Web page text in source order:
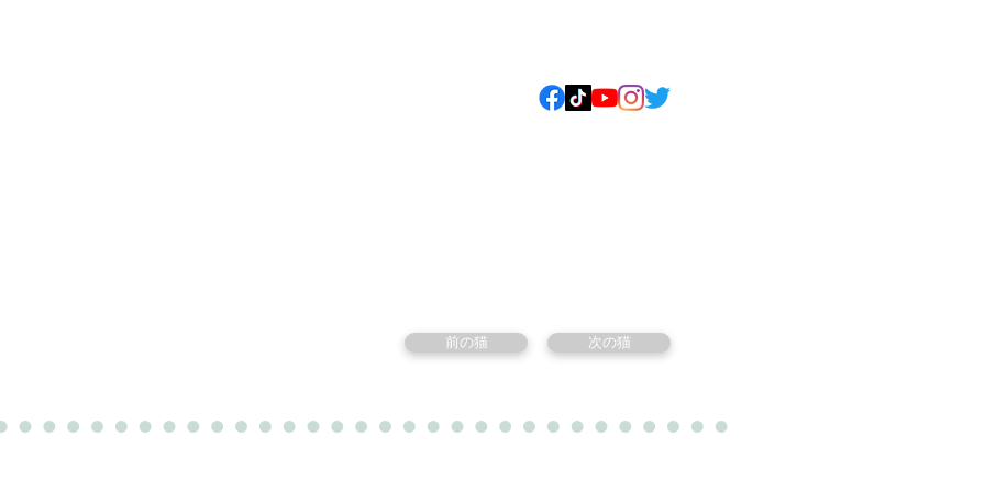
前の猫 次の猫